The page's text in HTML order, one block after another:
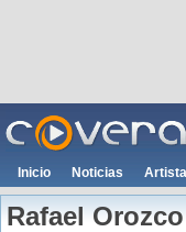
Inicio Noticias
Rafael